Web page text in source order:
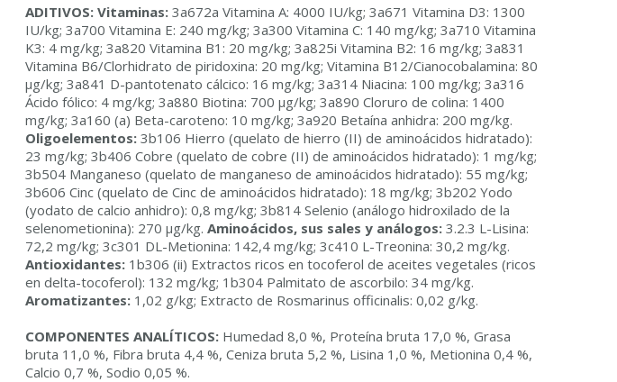
ADITIVOS: Vitaminas:3a672a Vitamina A: 4000 IU/kg; 3a671 Vitamina D3: 1300
IU/kg; 3a700 Vitamina E: 240 mg/kg; 3a300 Vitamina C: 140 mg/kg; 3a710 Vitamina
K3: 4 mg/kg; 3a820 Vitamina B1: 20 mg/kg; 3a825i Vitamina B2: 16 mg/kg; 3a831
Vitamina B6/Clorhidrato de piridoxina: 20 mg/kg; Vitamina B12/Cianocobalamina: 80
µg/kg; 3a841 D-pantotenato cálcico: 16 mg/kg; 3a314 Niacina: 100 mg/kg; 3a316
Ácido fólico: 4 mg/kg; 3a880 Biotina: 700 µg/kg; 3a890 Cloruro de colina: 1400
mg/kg; 3a160 (a) Beta-caroteno: 10 mg/kg; 3a920 Betaína anhidra: 200 mg/kg.
Oligoelementos:3b106 Hierro (quelato de hierro (II) de aminoácidos hidratado):
23 mg/kg; 3b406 Cobre (quelato de cobre (II) de aminoácidos hidratado): 1 mg/kg;
3b504 Manganeso (quelato de manganeso de aminoácidos hidratado): 55 mg/kg;
3b606 Cinc (quelato de Cinc de aminoácidos hidratado): 18 mg/kg; 3b202 Yodo
(yodato de calcio anhidro): 0,8 mg/kg; 3b814 Selenio (análogo hidroxilado de la
selenometionina): 270 µg/kg. Aminoácidos, sus sales y análogos:3.2.3 L-Lisina:
72,2 mg/kg; 3c301 DL-Metionina: 142,4 mg/kg; 3c410 L-Treonina: 30,2 mg/kg.
Antioxidantes:1b306 (ii) Extractos ricos en tocoferol de aceites vegetales (ricos
en delta-tocoferol): 132 mg/kg; 1b304 Palmitato de ascorbilo: 34 mg/kg.
Aromatizantes:1,02 g/kg; Extracto de Rosmarinus officinalis: 0,02 g/kg.
COMPONENTES ANALÍTICOS:Humedad 8,0 %, Proteína bruta 17,0 %, Grasa
bruta 11,0 %, Fibra bruta 4,4 %, Ceniza bruta 5,2 %, Lisina 1,0 %, Metionina 0,4 %,
Calcio 0,7 %, Sodio 0,05 %.